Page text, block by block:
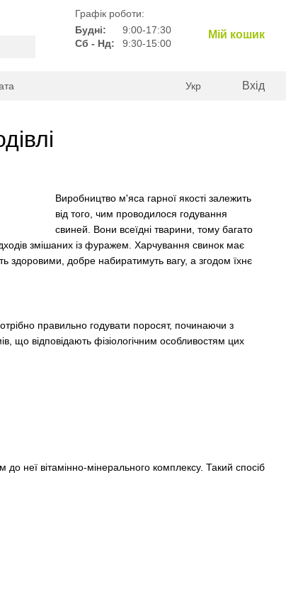
Графік роботи:
Будні:
9:00-17:30
Сб - Нд:
9:30-15:00
Мій кошик
Укр Вхід
Виробництво м'яса гарної якості залежить
від того, чим проводилося годування
свиней. Вони всеїдні тварини, тому багато
змішаних із фуражем. Харчування свинок має
здоровими, добре набиратимуть вагу, а згодом їхнє
правильно годувати поросят, починаючи з
що відповідають фізіологічним особливостям цих
неї вітамінно-мінерального комплексу. Такий спосіб